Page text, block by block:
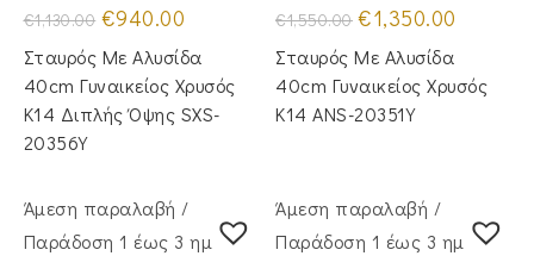
€1,130.00 Original
price
was:
€1,130.00.
€940.00
τιμή
είναι:
€940.00.
Σταυρός Με Αλυσίδα
40cm Γυναικείος Χρυσός
Κ14 Διπλής Όψης SXS-
20356Y
€1,550.00 Original
price
was:
€1,550.00.
€1,350.00
€1,350.00.
Σταυρός Με Αλυσίδα
40cm Γυναικείος Χρυσός
Κ14 ANS-20351Y
Άμεση παραλαβή /
Παράδoση 1 έως 3 ημέρες
Άμεση παραλαβή /
Παράδoση 1 έως 3 ημέρες